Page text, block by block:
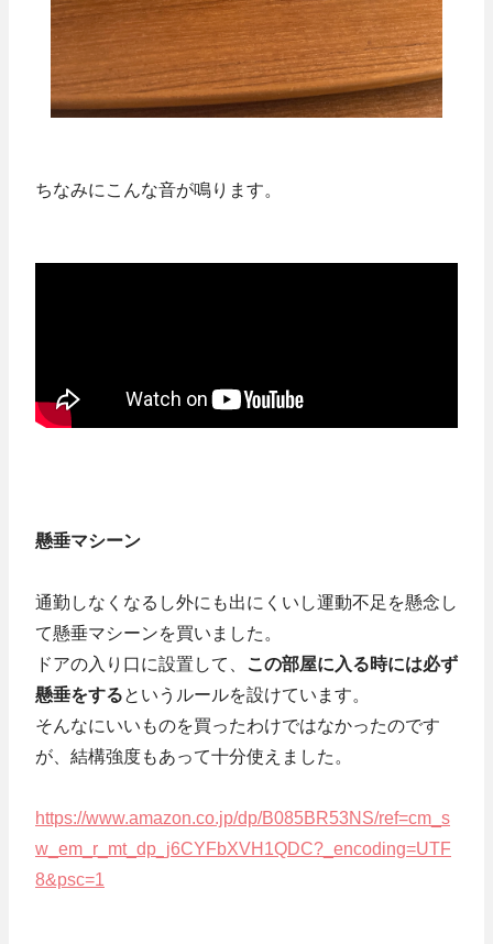
ちなみにこんな音が鳴ります。
懸垂マシーン
通勤しなくなるし外にも出にくいし運動不足を懸念し
て懸垂マシーンを買いました。
ドアの入り口に設置して、
この部屋に入る時には必ず
懸垂をするというルールを設けています。
そんなにいいものを買ったわけではなかったのです
が、結構強度もあって十分使えました。
https://www.amazon.co.jp/dp/B085BR53NS/ref=cm_s
w_em_r_mt_dp_j6CYFbXVH1QDC?_encoding=UTF
8&psc=1